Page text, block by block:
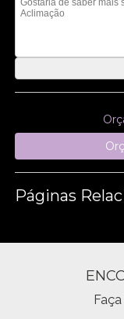
Páginas